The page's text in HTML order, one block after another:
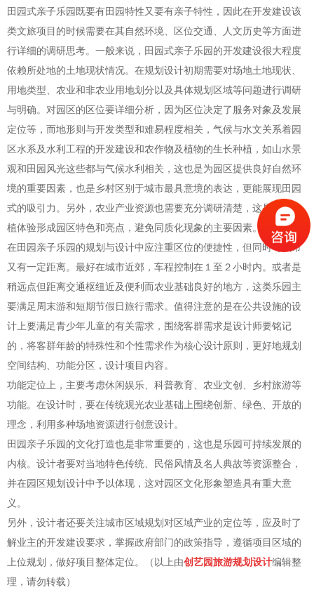
田园式亲子乐园既要有田园特性又要有亲子特性，因此在开发建设该
类文旅项目的时候需要在其自然环境、区位交通、人文历史等方面进
行详细的调研思考。一般来说，田园式亲子乐园的开发建设很大程度
依赖所处地的土地现状情况。在规划设计初期需要对场地土地现状、
用地类型、农业和非农业用地划分以及具体规划区域等问题进行调研
与明确。对园区的区位要详细分析，因为区位决定了服务对象及发展
定位等，而地形则与开发类型和难易程度相关，气候与水文关系着园
区水系及水利工程的开发建设和农作物及植物的生长种植，如山水景
观和田园风光这些都与气候水利相关，这也是为园区提供良好自然环
境的重要因素，也是乡村区别于城市最具意境的表达，更能展现田园
式的吸引力。另外，农业产业资源也需要充分调研清楚，这是园区种
植体验形成园区特色和亮点，避免同质化现象的主要因素。
在田园亲子乐园的规划与设计中应注重区位的便捷性，但同时与城市
又有一定距离。最好在城市近郊，车程控制在１至２小时内。或者是
稍远点但距离交通枢纽近及便利而农业基础良好的地方，这类乐园主
要满足周末游和短期节假日旅行需求。值得注意的是在公共设施的设
计上要满足青少年儿童的有关需求，围绕客群需求是设计师要铭记
的，将客群年龄的特殊性和个性需求作为核心设计原则，更好地规划
空间结构、功能分区，设计项目内容。
功能定位上，主要考虑休闲娱乐、科普教育、农业文创、乡村旅游等
功能。在设计时，要在传统观光农业基础上围绕创新、绿色、开放的
理念，利用多种场地资源进行创意设计。
田园亲子乐园的文化打造也是非常重要的，这也是乐园可持续发展的
内核。设计者要对当地特色传统、民俗风情及名人典故等资源整合，
并在园区规划设计中予以体现，这对园区文化形象塑造具有重大意
义。
另外，设计者还要关注城市区域规划对区域产业的定位等，应及时了
解业主的开发建设要求，掌握政府部门的政策指导，遵循项目区域的
上位规划，做好项目整体定位。（以上由创艺园旅游规划设计编辑整
理，请勿转载）